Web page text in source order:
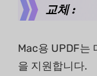
교체 :
Mac용 UPDF는
을 지원합니다.